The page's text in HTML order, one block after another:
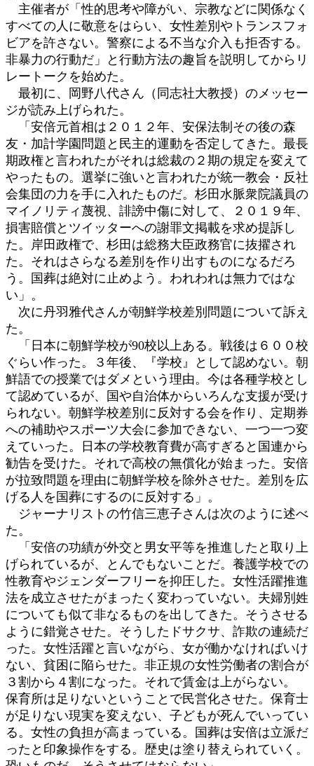
主催者が「性的思考や障がい、宗教などに関係なく
すべての人に敬意をはらい、女性差別やトランスフォ
ビアを許さない。警察による不当な介入も拒否する。
非暴力の行動だ」と行動方法の趣旨を説明してからリ
レートークを始めた。
最初に、岡野八代さん（同志社大教授）のメッセー
ジが読み上げられた。
「安倍元首相は２０１２年、安保法制その後の森
友・加計学園問題と民主的運動を否定してきた。最長
期政権と言われたがそれは総裁の２期の規定を変えて
やったもの。選挙に強いと言われたが統一教会・反社
会集団の力を手に入れたものだ。杉田水脈衆院議員の
マイノリティ蔑視、誹謗中傷に対して、２０１９年、
損害賠償とツイッターへの謝罪文掲載を求め提訴し
た。岸田政権で、杉田は総務大臣政務官に抜擢され
た。それはさらなる差別を作り出すものになるだろ
う。国葬は絶対に止めよう。われわれは無力ではな
い」。
次に丹羽雅代さんが朝鮮学校差別問題について訴え
た。
「日本に朝鮮学校が90校以上ある。戦後は６００校
ぐらい作った。３年後、『学校』として認めない。朝
鮮語での授業ではダメという理由。今は各種学校とし
て認めているが、国や自治体からいろんな支援が受け
られない。朝鮮学校差別に反対する会を作り、定期券
への補助やスポーツ大会に参加できない、一つ一つ変
えていった。日本の学校教育費が高すぎると国連から
勧告を受けた。それで高校の無償化が始まった。安倍
が拉致問題を理由に朝鮮学校を除外させた。差別を広
げる人を国葬にするのに反対する」。
ジャーナリストの竹信三恵子さんは次のように述べ
た。
「安倍の功績が外交と男女平等を推進したと取り上
げられているが、とんでもないことだ。養護学校での
性教育やジェンダーフリーを抑圧した。女性活躍推進
法を成立させたがまったく変わっていない。夫婦別姓
についても似て非なるものを出してきた。そうさせる
ように錯覚させた。そうしたドサクサ、詐欺の連続だ
った。女性活躍と言いながら、女が働かなければいけ
ない、貧困に陥らせた。非正規の女性労働者の割合が
３割から４割になった。それで賃金は上がらない。
保育所は足りないということで民営化させた。保育士
が足りない現実を変えない、子どもが死んでいってい
る。女性の負担が高まっている。国葬は安倍は立派だ
ったと印象操作をする。歴史は塗り替えられていく。